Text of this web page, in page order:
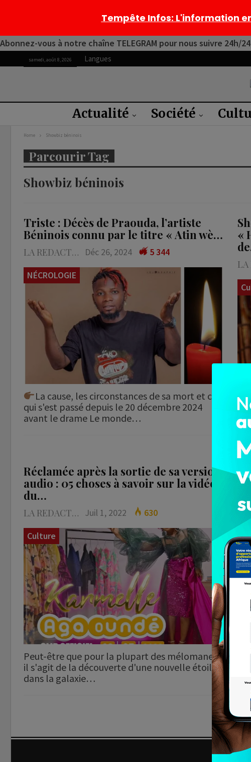
Abonnez-vous à notre chaîne TELEGRAM pour nous suivre 24h/
samedi, août 8, 2026 Langues
Actualité Société
Home Showbiz béninois
Parcourir Tag
Showbiz béninois
Triste : Décès de Praouda, l’artiste
Béninois connu par le titre « Atin wè…
LA REDACTION Déc 26, 2024
5 344
NÉCROLOGIE
La cause, les circonstances de sa mort et ce
qui s'est passé depuis le 20 décembre 2024
avant le drame Le monde…
«
Réclamée après la sortie de sa version
audio : 05 choses à savoir sur la vidéo
du…
LA REDACTION Juil 1, 2022
630
Culture
Peut-être que pour la plupart des mélomanes,
il s'agit de la découverte d'une nouvelle étoile
dans la galaxie…
Tempête Infos: L'information